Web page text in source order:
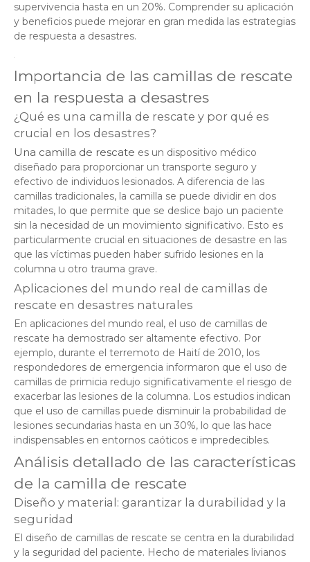
supervivencia hasta en un 20%. Comprender su aplicación
y beneficios puede mejorar en gran medida las estrategias
de respuesta a desastres.
Importancia de las camillas de rescate
en la respuesta a desastres
¿Qué es una camilla de rescate y por qué es
crucial en los desastres?
Una camilla de rescate es un dispositivo médico
diseñado para proporcionar un transporte seguro y
efectivo de individuos lesionados. A diferencia de las
camillas tradicionales, la camilla se puede dividir en dos
mitades, lo que permite que se deslice bajo un paciente
sin la necesidad de un movimiento significativo. Esto es
particularmente crucial en situaciones de desastre en las
que las víctimas pueden haber sufrido lesiones en la
columna u otro trauma grave.
Aplicaciones del mundo real de camillas de
rescate en desastres naturales
En aplicaciones del mundo real, el uso de camillas de
rescate ha demostrado ser altamente efectivo. Por
ejemplo, durante el terremoto de Haití de 2010, los
respondedores de emergencia informaron que el uso de
camillas de primicia redujo significativamente el riesgo de
exacerbar las lesiones de la columna. Los estudios indican
que el uso de camillas puede disminuir la probabilidad de
lesiones secundarias hasta en un 30%, lo que las hace
indispensables en entornos caóticos e impredecibles.
Análisis detallado de las características
de la camilla de rescate
Diseño y material: garantizar la durabilidad y la
seguridad
El diseño de camillas de rescate se centra en la durabilidad
y la seguridad del paciente. Hecho de materiales livianos